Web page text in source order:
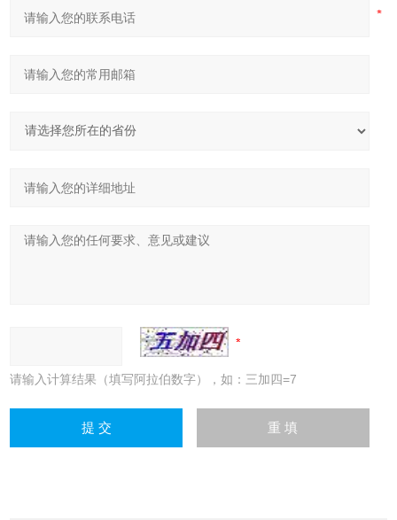
请输入计算结果（填写阿拉伯数字），如：三加四=7